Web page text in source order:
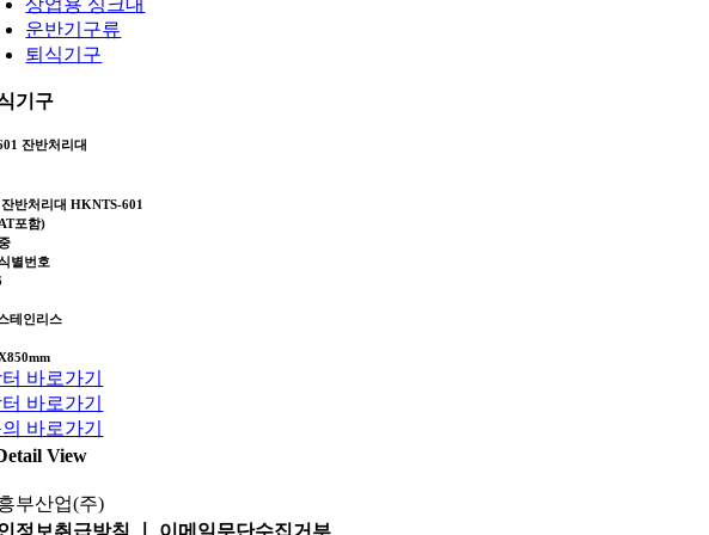
운반기구류
퇴식기구
기구
잔반처리대
반처리대 HKNTS-601
포함)
별번호
테인리스
바로가기
바로가기
바로가기
View
정보취급방침 ㅣ 이메일무단수집거부